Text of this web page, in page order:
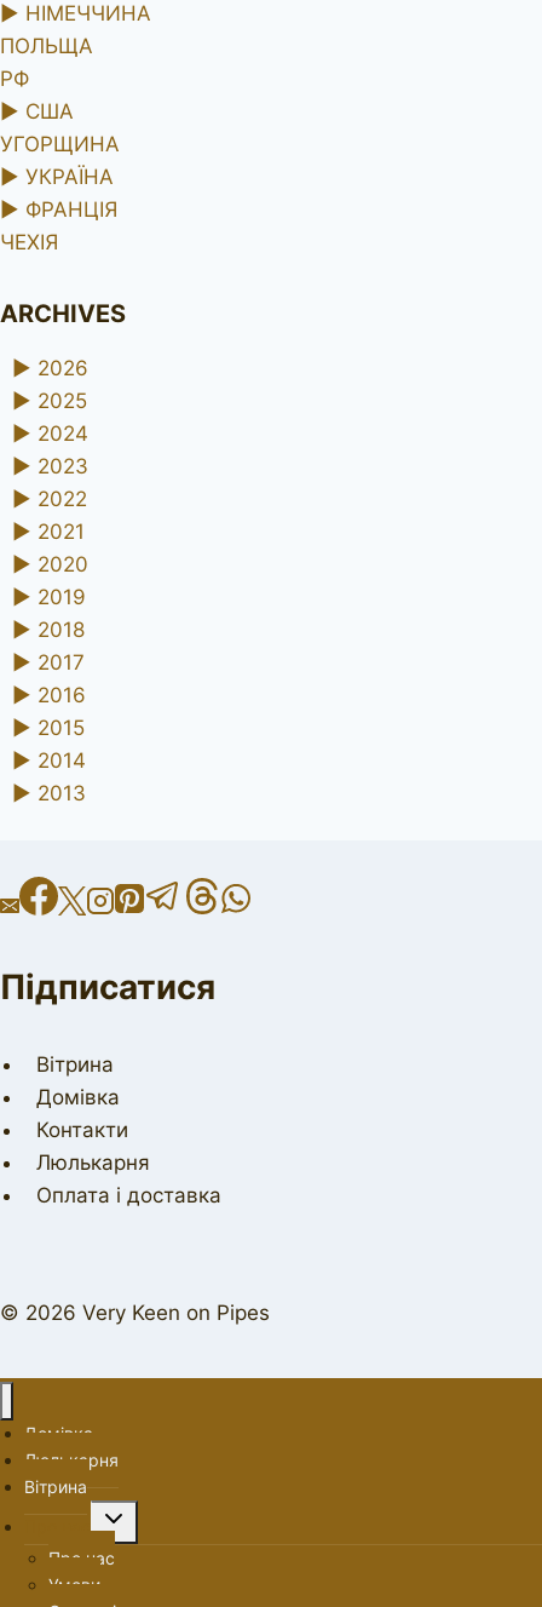
► НІМЕЧЧИНА
ПОЛЬЩА
РФ
► США
УГОРЩИНА
► УКРАЇНА
► ФРАНЦІЯ
ЧЕХІЯ
ARCHIVES
► 2026
► 2025
► 2024
► 2023
► 2022
► 2021
► 2020
► 2019
► 2018
► 2017
► 2016
► 2015
► 2014
► 2013
Підписатися
Вітрина
Домівка
Контакти
Люлькарня
Оплата і доставка
© 2026 Very Keen on Pipes
Домівка
Люлькарня
Вітрина
Перемкнути
меню
нащадка
Про нас
Умови